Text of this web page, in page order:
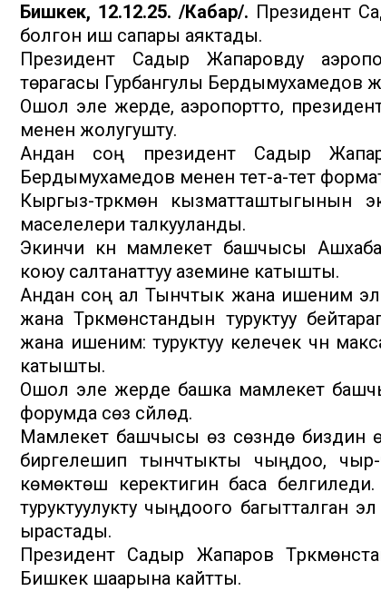
Бишкек, 12.12.25. /Кабар/. Президент
болгон иш сапары аяктады.
Президент Садыр Жапаровду
төрагасы Гурбангулы Бердымухамедов
Ошол эле жерде, аэропортто,
менен жолугушту.
Андан соң президент Садыр
Бердымухамедов менен тет-а-тет
Кыргыз-түркмөн кызматташтыгынын
маселелери талкууланды.
Экинчи күнү мамлекет башчысы
коюу салтанаттуу аземине катышты.
Андан соң ал Тынчтык жана ишеним эл
жана Түркмөнстандын туруктуу
жана ишеним: туруктуу келечек үчүн
катышты.
Ошол эле жерде башка мамлекет
форумда сөз сүйлөдү.
Мамлекет башчысы өз сөзүндө биздин
биргелешип тынчтыкты чыңдоо, чыр-
көмөктөшүү керектигин баса
туруктуулукту чыңдоого багытталган
ырастады.
Президент Садыр Жапаров
Бишкек шаарына кайтты.